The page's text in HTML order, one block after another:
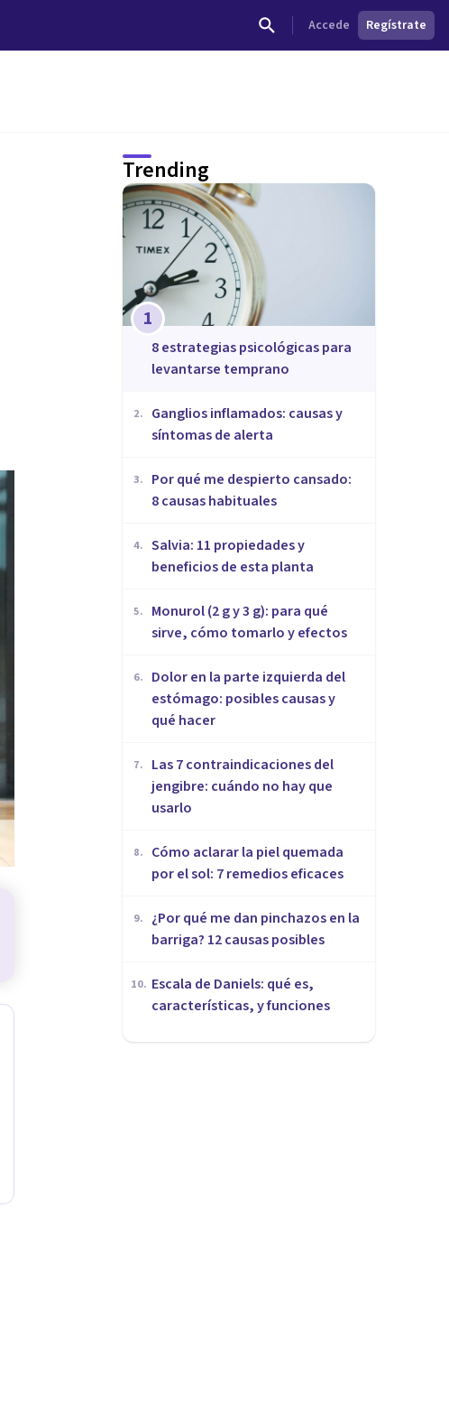
Accede Regístrate
Trending
1
8 estrategias psicológicas para
levantarse temprano
2.
Ganglios inflamados: causas y
síntomas de alerta
3.
Por qué me despierto cansado:
8 causas habituales
4. Salvia: 11 propiedades y
beneficios de esta planta
5.
Monurol (2 g y 3 g): para qué
sirve, cómo tomarlo y efectos
6.
Dolor en la parte izquierda del
estómago: posibles causas y
qué hacer
7.
Las 7 contraindicaciones del
jengibre: cuándo no hay que
usarlo
8.
Cómo aclarar la piel quemada
por el sol: 7 remedios eficaces
9.
¿Por qué me dan pinchazos en la
barriga? 12 causas posibles
10. Escala de Daniels: qué es,
características, y funciones